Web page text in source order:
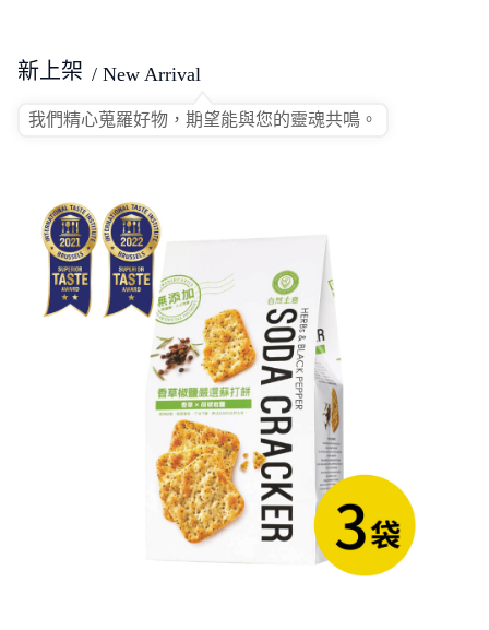
新上架 / New Arrival
我們精心蒐羅好物，期望能與您的靈魂共鳴。